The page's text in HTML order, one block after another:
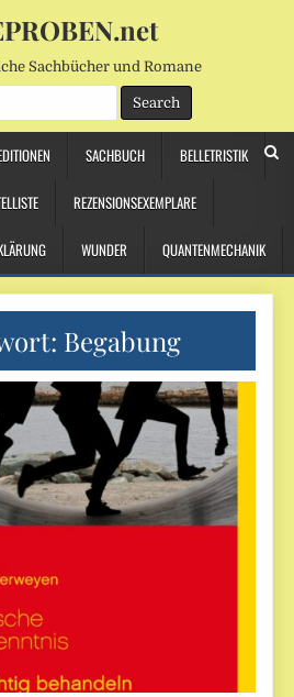
Sachbücher und Romane
SACHBUCH BELLETRISTIK
REZENSIONSEXEMPLARE
WUNDER QUANTENMECHANIK
Begabung